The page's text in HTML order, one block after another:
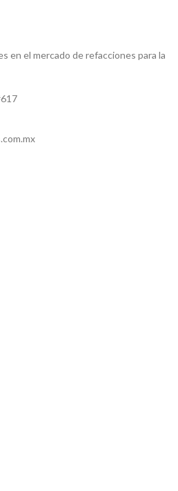
en el mercado de refacciones para la